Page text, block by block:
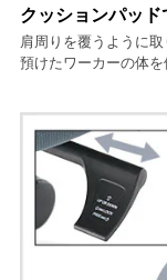
クッションパッド
肩周りを覆うように
預けたワーカーの体を